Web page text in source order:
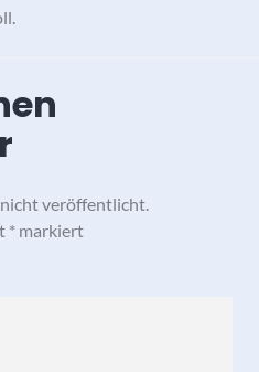
veröffentlicht.
* markiert